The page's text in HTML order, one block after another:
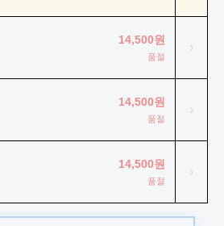
14,500원
품절
›
14,500원
품절
›
14,500원
품절
›